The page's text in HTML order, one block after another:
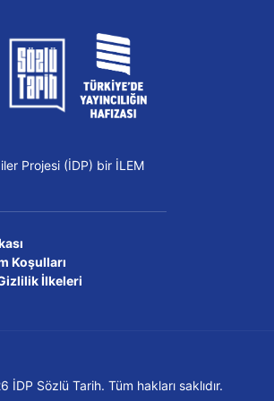
Projesi (İDP) bir İLEM
Koşulları
İlkeleri
Sözlü Tarih. Tüm hakları saklıdır.